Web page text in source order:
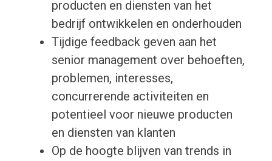
producten en diensten van het
bedrijf ontwikkelen en onderhouden
Tijdige feedback geven aan het
senior management over behoeften,
problemen, interesses,
concurrerende activiteiten en
potentieel voor nieuwe producten
en diensten van klanten
Op de hoogte blijven van trends in